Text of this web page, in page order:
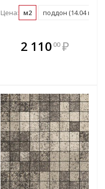
В комплекте
выгоднее!
Цена: м2 поддон (14.04 м2)
2 110 00 ₽